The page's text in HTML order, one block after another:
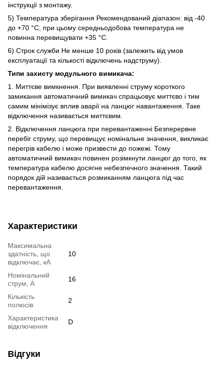
інструкції з монтажу.
5) Температура зберігання Рекомендований діапазон: від -40
до +70 °C, при цьому середньодобова температура не
повинна перевищувати +35 °C.
6) Строк служби Не менше 10 років (залежить від умов
експлуатації та кількості відключень надструму).
Типи захисту модульного вимикача:
1. Миттєве вимкнення. При виявленні струму короткого
замикання автоматичний вимикач спрацьовує миттєво і тим
самим мінімізує вплив аварії на ланцюг навантаження. Таке
відключення називається миттєвим.
2. Відключення ланцюга при перевантаженні Безперервне
перебіг струму, що перевищує номінальне значення, викликає
перегрів кабелю і може призвести до пожежі. Тому
автоматичний вимикач повинен розімкнути ланцюг до того, як
температура кабелю досягне небезпечного значення. Такий
порядок дій називається розмиканням ланцюга під час
перевантаження.
Характеристики
Максимальна
здатність, що
відключає, кА
10
Номінальний
струм, А
16
Кількість
полюсів
2
Характеристика
відключення
D
Відгуки